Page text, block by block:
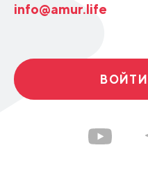
info@amur.life